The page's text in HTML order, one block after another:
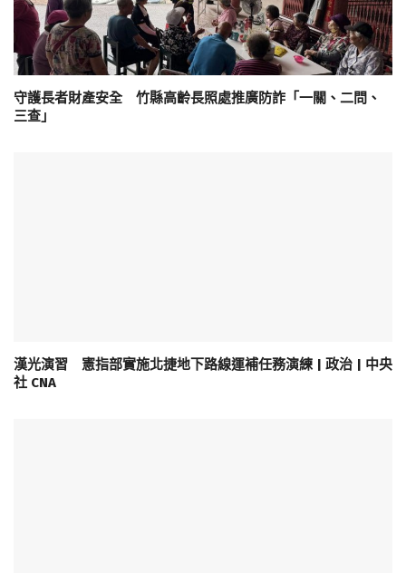
守護長者財產安全 竹縣高齡長照處推廣防詐「一關、二問、
三查」
漢光演習 憲指部實施北捷地下路線運補任務演練 | 政治 | 中央
社 CNA